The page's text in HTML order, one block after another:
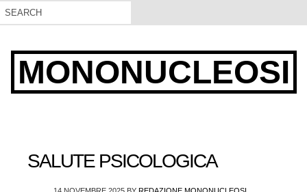
MONONUCLEOSI
SALUTE PSICOLOGICA